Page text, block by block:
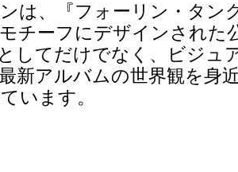
は、『フォーリン・タン
チーフにデザインされた
してだけでなく、ビジュ
新アルバムの世界観を身
います。